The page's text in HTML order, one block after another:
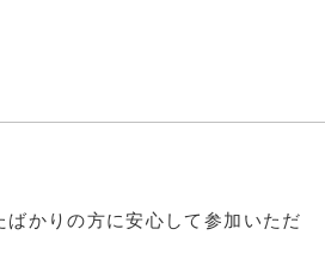
ばかりの方に安心して参加いただ